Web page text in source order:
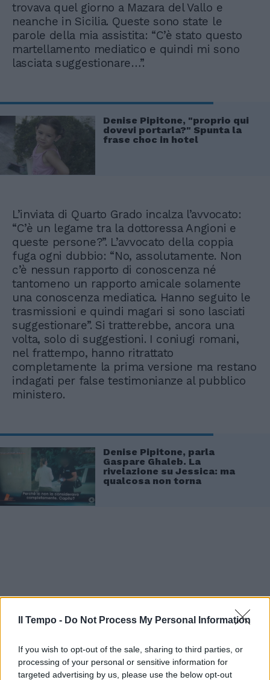
Il Tempo - Do Not Process My Personal Information
If you wish to opt-out of the sale, sharing to third parties, or
processing of your personal or sensitive information for
targeted advertising by us, please use the below opt-out
trovava quel giorno a Mazara del Vallo e
neanche in Sicilia. Queste sono state le
parole della mia assistita: “C’è stato questo
martellamento mediatico e quindi mi sono
lasciata suggestionare…”.
Denise Pipitone, "proprio qui
dovevi portarla?" Spunta la
frase choc in hotel
L’inviata di Quarto Grado incalza l’avvocato:
“C’è un legame tra la dottoressa Angioni e
queste persone?”. L’avvocato della coppia
fuga ogni dubbio: “No, assolutamente. Non
c’è nessun rapporto di conoscenza né
tantomeno un rapporto amicale solamente
una conoscenza mediatica. Hanno seguito le
trasmissioni e quindi magari si sono lasciati
suggestionare”. Si tratterebbe, ancora una
volta, solo di suggestioni. I coniugi romani,
nel frattempo, hanno ritrattato
completamente la prima versione ma restano
indagati per false testimonianze al pubblico
ministero.
Denise Pipitone, parla
Gaspare Ghaleb. La
rivelazione su Jessica: ma
qualcosa non torna